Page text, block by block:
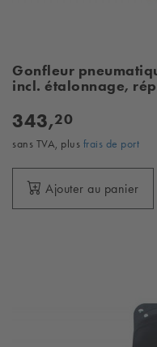
Gonfleur
incl. étalonnage,
343,20
sans TVA, plus frais de port
Ajouter au panier